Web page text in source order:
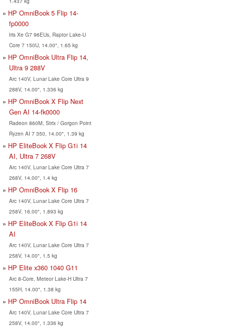
HP OmniBook 5 Flip 14-
fp0000
Iris Xe G7 96EUs, Raptor Lake-U
Core 7 150U, 14.00", 1.65 kg
HP OmniBook Ultra Flip 14,
Ultra 9 288V
Arc 140V, Lunar Lake Core Ultra 9
288V, 14.00", 1.336 kg
HP OmniBook X Flip Next
Gen AI 14-fk0000
Radeon 860M, Strix / Gorgon Point
Ryzen AI 7 350, 14.00", 1.39 kg
HP EliteBook X Flip G1i 14
AI, Ultra 7 268V
Arc 140V, Lunar Lake Core Ultra 7
268V, 14.00", 1.4 kg
HP OmniBook X Flip 16
Arc 140V, Lunar Lake Core Ultra 7
258V, 16.00", 1.893 kg
HP EliteBook X Flip G1i 14
AI
Arc 140V, Lunar Lake Core Ultra 7
258V, 14.00", 1.5 kg
HP Elite x360 1040 G11
Arc 8-Core, Meteor Lake-H Ultra 7
155H, 14.00", 1.38 kg
HP OmniBook Ultra Flip 14
Arc 140V, Lunar Lake Core Ultra 7
258V, 14.00", 1.336 kg